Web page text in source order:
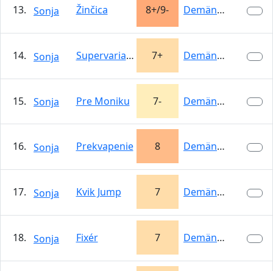
13. Sonja Žinčica 8+/9- Demänovská…
14. Sonja Supervariant 7+ Demänovská…
15. Sonja Pre Moniku 7- Demänovská…
16. Sonja Prekvapenie 8 Demänovská…
17. Sonja Kvik Jump 7 Demänovská…
18. Sonja Fixér 7 Demänovská…